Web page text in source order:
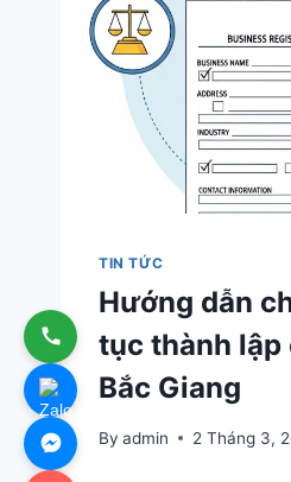
TIN TỨC
Hướng dẫn
tục thành
Bắc Giang
By admin 2 Tháng 3,